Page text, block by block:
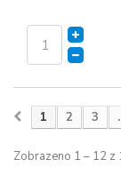
1 2 3
Zobrazeno 1 – 12 z